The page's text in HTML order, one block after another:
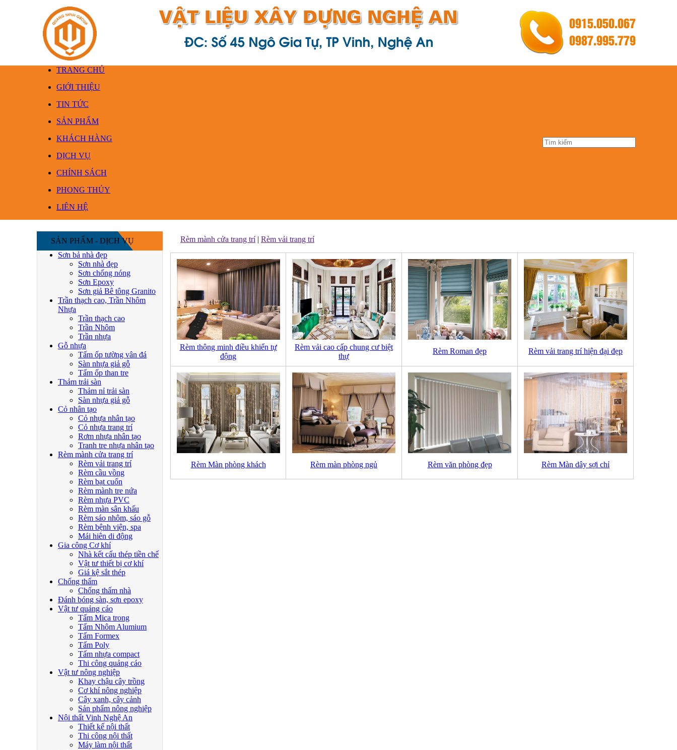
TRANG CHỦ
GIỚI THIỆU
TIN TỨC
SẢN PHẨM
KHÁCH HÀNG
DỊCH VỤ
CHÍNH SÁCH
PHONG THỦY
LIÊN HỆ
SẢN PHẨM - DỊCH VỤ
Sơn bả nhà đẹp
Sơn nhà đẹp
Sơn chống nóng
Sơn Epoxy
Sơn giả Bê tông Granito
Trần thạch cao, Trần Nhôm
Nhựa
Trần thạch cao
Trần Nhôm
Trần nhựa
Gỗ nhựa
Tấm ốp tường vân đá
Sàn nhựa giả gỗ
Tấm ốp than tre
Thảm trải sàn
Thảm nỉ trải sàn
Sàn nhựa giả gỗ
Cỏ nhân tạo
Cỏ nhựa nhân tạo
Cỏ nhựa trang trí
Rơm nhựa nhân tạo
Tranh tre nhựa nhân tạo
Rèm mành cửa trang trí
Rèm vải trang trí
Rèm cầu vồng
Rèm bạt cuốn
Rèm mành tre nứa
Rèm nhựa PVC
Rèm màn sân khấu
Rèm sáo nhôm, sáo gỗ
Rèm bệnh viện, spa
Mái hiên di động
Gia công Cơ khí
Nhà kết cấu thép tiền chế
Vật tư thiết bị cơ khí
Giá kệ sắt thép
Chống thấm
Chống thấm nhà
Đánh bóng sàn, sơn epoxy
Vật tư quảng cáo
Tấm Mica trong
Tấm Nhôm Alumium
Tấm Formex
Tấm Poly
Tấm nhựa compact
Thi công quảng cáo
Vật tư nông nghiệp
Khay chậu cây trồng
Cơ khí nông nghiệp
Cây xanh, cây cảnh
Sản phẩm nông nghiệp
Nội thất Vinh Nghệ An
Thiết kế nội thất
Thi công nội thất
Máy làm nội thất
Rèm mành cửa trang trí| Rèm vải trang trí
Rèm thông minh điều khiển tự
động
Rèm vải cao cấp chung cư biệt
thự
Rèm Roman đẹp Rèm vải trang trí hiện đại đẹp
Rèm Màn phòng khách Rèm màn phòng ngủ Rèm văn phòng đẹp Rèm Màn dây sợi chỉ